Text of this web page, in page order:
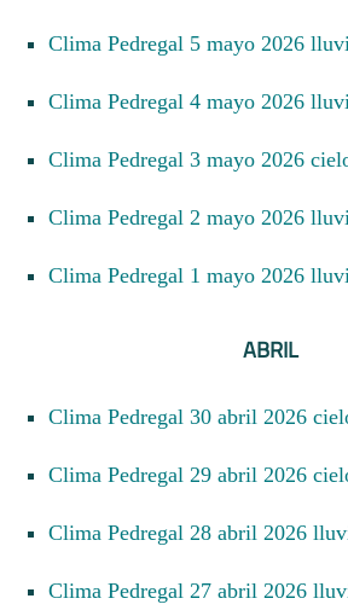
Clima Pedregal 5 mayo 2026
Clima Pedregal 4 mayo 2026
Clima Pedregal 3 mayo 2026
Clima Pedregal 2 mayo 2026
Clima Pedregal 1 mayo 2026
ABRIL
Clima Pedregal 30 abril 2026
Clima Pedregal 29 abril 2026
Clima Pedregal 28 abril 2026
Clima Pedregal 27 abril 2026